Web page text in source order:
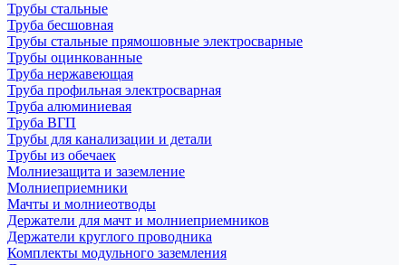
Трубы стальные
Труба бесшовная
Трубы стальные прямошовные электросварные
Трубы оцинкованные
Труба нержавеющая
Труба профильная электросварная
Труба алюминиевая
Труба ВГП
Трубы для канализации и детали
Трубы из обечаек
Молниезащита и заземление
Молниеприемники
Мачты и молниеотводы
Держатели для мачт и молниеприемников
Держатели круглого проводника
Комплекты модульного заземления